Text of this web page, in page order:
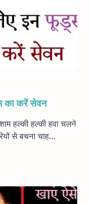
का करें सेवन
हल्की हल्की हवा चलने
से बचना चाह…